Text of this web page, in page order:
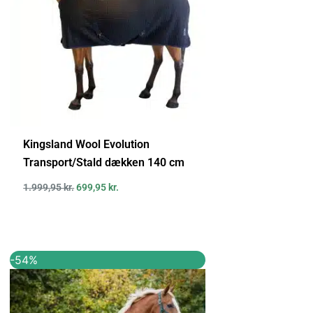
Kingsland Wool Evolution
Transport/Stald dækken 140 cm
1.999,95kr.699,95 kr.
-54%
oprindelige
pris
var:
649,95 kr..
aktuelle
pris
er:
299,95 kr..